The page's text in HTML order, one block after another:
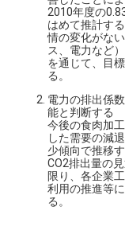
2010年度の
はめて推計す
情の変化がな
ス、電力など
を通じて、目
る。
電力の排出係
能と判断する
今後の食肉加
した需要の減
少傾向で推移
CO2排出量の
限り、各企業
利用の推進等
る。